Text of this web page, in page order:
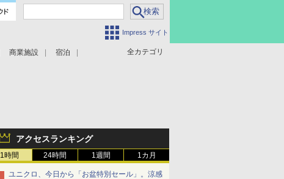
Impress サイト
全カテゴリ
商業施設 宿泊
アクセスランキング
1時間 24時間 1週間 1カ月
ユニクロ、今日から「お盆特別セール」。涼感